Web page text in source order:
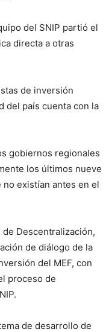
del SNIP partió el
directa a otras
de inversión
del país cuenta con la
gobiernos regionales
los últimos nueve
existían antes en el
Descentralización,
de diálogo de la
del MEF, con
proceso de
de desarrollo de